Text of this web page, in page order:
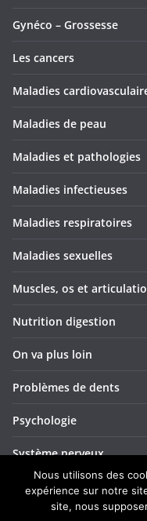
Gynéco – Grossesse
Les cancers
Maladies
Maladies de peau
Maladies et pathologies
Maladies infectieuses
Maladies respiratoires
Maladies sexuelles
Muscles, os et
Nutrition digestion
On va plus loin
Problèmes de dents
Psychologie
Système nerveux
Troubles ORL
Nous utilisons des
expérience sur notre
site, nous